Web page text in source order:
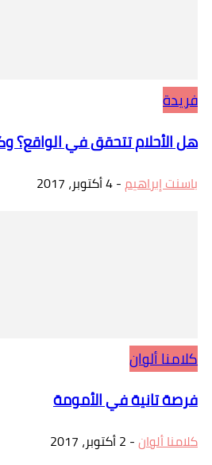
فريدة
هل الأحلام تتحقق في
باسنت إبراهيم-4 أكتوبر، 2017
كلامنا ألوان
فرصة تانية في الأمومة
كلامنا ألوان- 2 أكتوبر، 2017